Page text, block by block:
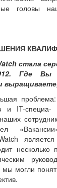
головы
стала
Где Вы
и IT-специа-
несколько
могли